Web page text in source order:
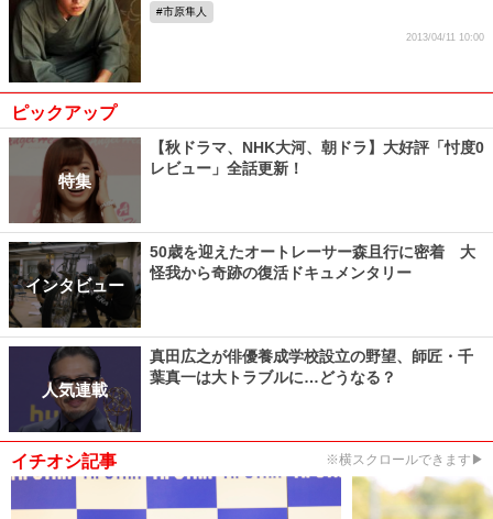
市原隼人
2013/04/11 10:00
ピックアップ
特集
【秋ドラマ、NHK大河、朝ドラ】大好評「忖度0
レビュー」全話更新！
インタビュー
50歳を迎えたオートレーサー森且行に密着 大
怪我から奇跡の復活ドキュメンタリー
人気連載
真田広之が俳優養成学校設立の野望、師匠・千
葉真一は大トラブルに…どうなる？
イチオシ記事 ※横スクロールできます▶